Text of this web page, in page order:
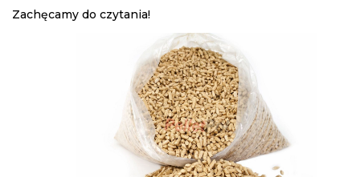
Zachęcamy do czytania!